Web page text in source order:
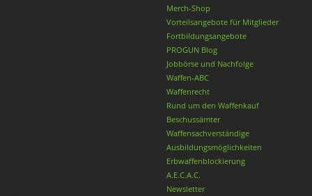
Merch-Shop
Vorteilsangebote für Mitglieder
Fortbildungsangebote
PROGUN Blog
Jobbörse und Nachfolge
Waffen-ABC
Waffenrecht
Rund um den Waffenkauf
Beschussämter
Waffensachverständige
Ausbildungsmöglichkeiten
Erbwaffenblockierung
A.E.C.A.C.
Newsletter